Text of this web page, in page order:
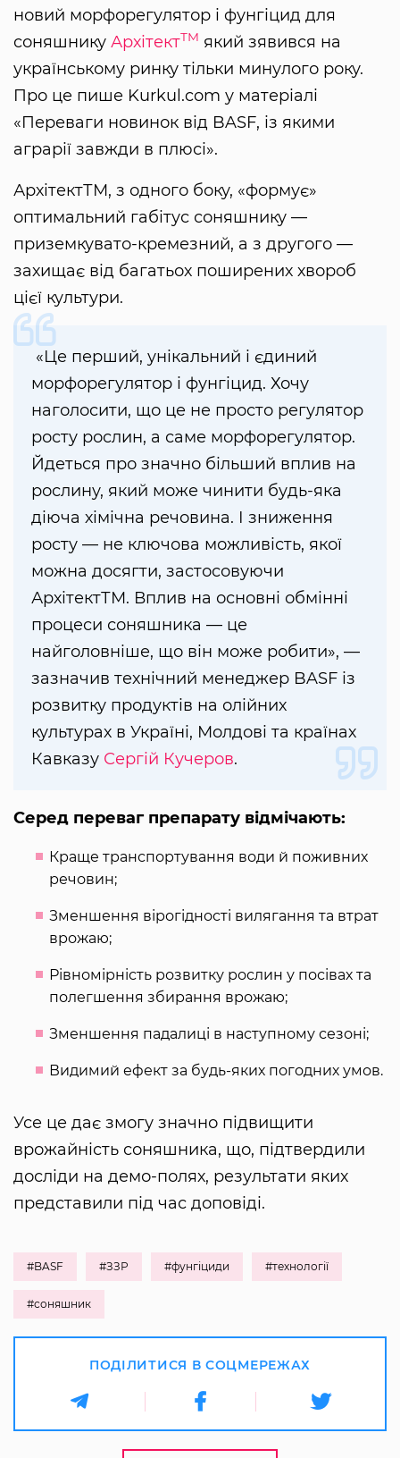
новий морфорегулятор і фунгіцид для
соняшнику АрхітектТМ який зявився на
українському ринку тільки минулого року.
Про це пише Kurkul.com у матеріалі
«Переваги новинок від BASF, із якими
аграрії завжди в плюсі».
АрхітектТМ, з одного боку, «формує»
оптимальний габітус соняшнику —
приземкувато-кремезний, а з другого —
захищає від багатьох поширених хвороб
цієї культури.
«Це перший, унікальний і єдиний
морфорегулятор і фунгіцид. Хочу
наголосити, що це не просто регулятор
росту рослин, а саме морфорегулятор.
Йдеться про значно більший вплив на
рослину, який може чинити будь-яка
діюча хімічна речовина. І зниження
росту — не ключова можливість, якої
можна досягти, застосовуючи
АрхітектТМ. Вплив на основні обмінні
процеси соняшника — це
найголовніше, що він може робити», —
зазначив технічний менеджер BASF із
розвитку продуктів на олійних
культурах в Україні, Молдові та країнах
Кавказу Сергій Кучеров.
Серед переваг препарату відмічають:
Краще транспортування води й поживних
речовин;
Зменшення вірогідності вилягання та втрат
врожаю;
Рівномірність розвитку рослин у посівах та
полегшення збирання врожаю;
Зменшення падалиці в наступному сезоні;
Видимий ефект за будь-яких погодних умов.
Усе це дає змогу значно підвищити
врожайність соняшника, що, підтвердили
досліди на демо-полях, результати яких
представили під час доповіді.
#BASF #ЗЗР #фунгіциди #технології
#соняшник
ПОДІЛИТИСЯ В СОЦМЕРЕЖАХ